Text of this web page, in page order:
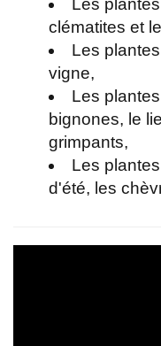
clématites et
Les
vigne,
Les
bignones, le
grimpants,
Les
d'été, les